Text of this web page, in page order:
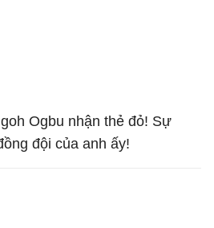
Ogbu nhận thẻ đỏ! Sự
đội của anh ấy!